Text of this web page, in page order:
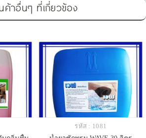
ค้าอื่นๆ ที่เกี่ยวข้อง
รหัส : 1081